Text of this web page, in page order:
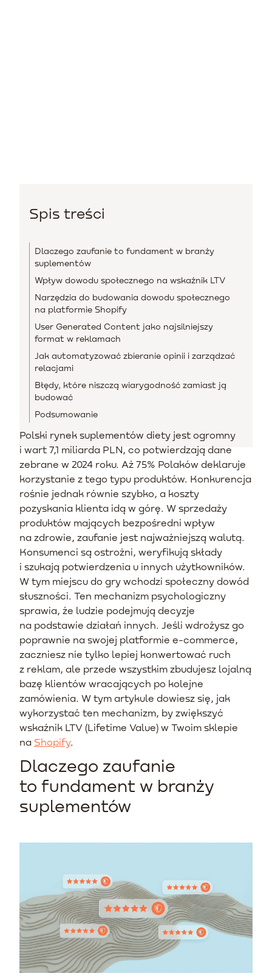
Spis treści
Dlaczego zaufanie to fundament w branży
suplementów
Wpływ dowodu społecznego na wskaźnik LTV
Narzędzia do budowania dowodu społecznego
na platformie Shopify
User Generated Content jako najsilniejszy
format w reklamach
Jak automatyzować zbieranie opinii i zarządzać
relacjami
Błędy, które niszczą wiarygodność zamiast ją
budować
Podsumowanie
Polski rynek suplementów diety jest ogromny
i wart 7,1 miliarda PLN, co potwierdzają dane
zebrane w 2024 roku. Aż 75% Polaków deklaruje
korzystanie z tego typu produktów. Konkurencja
rośnie jednak równie szybko, a koszty
pozyskania klienta idą w górę. W sprzedaży
produktów mających bezpośredni wpływ
na zdrowie, zaufanie jest najważniejszą walutą.
Konsumenci są ostrożni, weryfikują składy
i szukają potwierdzenia u innych użytkowników.
W tym miejscu do gry wchodzi społeczny dowód
słuszności. Ten mechanizm psychologiczny
sprawia, że ludzie podejmują decyzje
na podstawie działań innych. Jeśli wdrożysz go
poprawnie na swojej platformie e-commerce,
zaczniesz nie tylko lepiej konwertować ruch
z reklam, ale przede wszystkim zbudujesz lojalną
bazę klientów wracających po kolejne
zamówienia. W tym artykule dowiesz się, jak
wykorzystać ten mechanizm, by zwiększyć
wskaźnik LTV (Lifetime Value) w Twoim sklepie
na Shopify.
Dlaczego zaufanie
to fundament w branży
suplementów